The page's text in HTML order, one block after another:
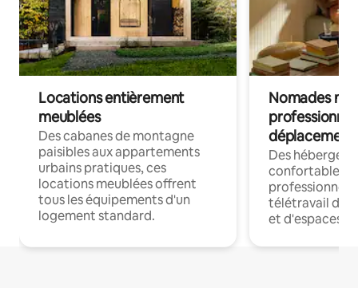
Locations entièrement
meublées
Des cabanes de montagne
paisibles aux appartements
urbains pratiques, ces
locations meublées offrent
tous les équipements d'un
logement standard.
Nomades
déplacement
Des
confortables
professionnels
télétravail
et d'espaces